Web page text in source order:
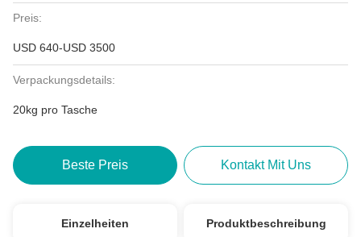
Preis:
USD 640-USD 3500
Verpackungsdetails:
20kg pro Tasche
Beste Preis Kontakt Mit Uns
Einzelheiten Produktbeschreibung